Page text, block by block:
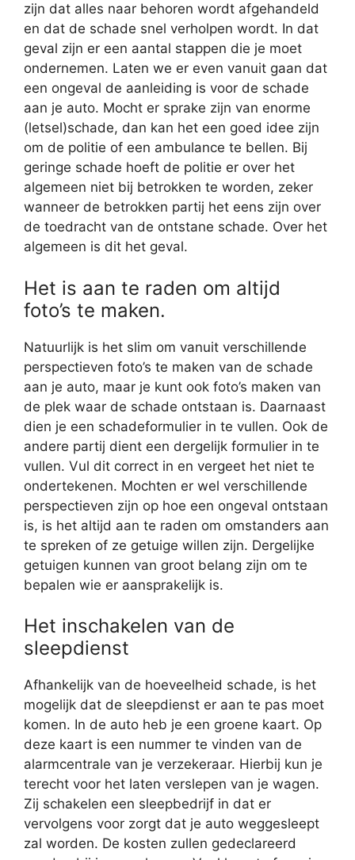
zijn dat alles naar behoren wordt afgehandeld
en dat de schade snel verholpen wordt. In dat
geval zijn er een aantal stappen die je moet
ondernemen. Laten we er even vanuit gaan dat
een ongeval de aanleiding is voor de schade
aan je auto. Mocht er sprake zijn van enorme
(letsel)schade, dan kan het een goed idee zijn
om de politie of een ambulance te bellen. Bij
geringe schade hoeft de politie er over het
algemeen niet bij betrokken te worden, zeker
wanneer de betrokken partij het eens zijn over
de toedracht van de ontstane schade. Over het
algemeen is dit het geval.
Het is aan te raden om altijd
foto’s te maken.
Natuurlijk is het slim om vanuit verschillende
perspectieven foto’s te maken van de schade
aan je auto, maar je kunt ook foto’s maken van
de plek waar de schade ontstaan is. Daarnaast
dien je een schadeformulier in te vullen. Ook de
andere partij dient een dergelijk formulier in te
vullen. Vul dit correct in en vergeet het niet te
ondertekenen. Mochten er wel verschillende
perspectieven zijn op hoe een ongeval ontstaan
is, is het altijd aan te raden om omstanders aan
te spreken of ze getuige willen zijn. Dergelijke
getuigen kunnen van groot belang zijn om te
bepalen wie er aansprakelijk is.
Het inschakelen van de
sleepdienst
Afhankelijk van de hoeveelheid schade, is het
mogelijk dat de sleepdienst er aan te pas moet
komen. In de auto heb je een groene kaart. Op
deze kaart is een nummer te vinden van de
alarmcentrale van je verzekeraar. Hierbij kun je
terecht voor het laten verslepen van je wagen.
Zij schakelen een sleepbedrijf in dat er
vervolgens voor zorgt dat je auto weggesleept
zal worden. De kosten zullen gedeclareerd